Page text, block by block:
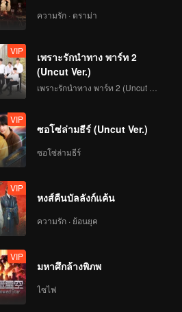
ความรัก · ดราม่า
VIP
เพราะรักนำทาง พาร์ท 2
(Uncut Ver.)
VIP
ซอโซ่ล่ามธีร์ (Uncut Ver.)
ซอโซ่ล่ามธีร์
VIP
หงส์คืนบัลลังก์แค้น
ความรัก · ย้อนยุค
VIP
มหาศึกล้างพิภพ
ไซไฟ